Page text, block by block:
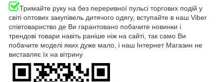
Тримайте руку на без переривної пульсі торгових подій у
світі оптових закупівель дитячого одягу, вступайте в наш Viber
співтовариство де Ви гарантовано побачите новинки і
трендові товари навіть раніше ніж на сайті, так само Ви
побачите моделі яких дуже мало, і наш Інтернет Магазин не
виставляє їх на вітрину